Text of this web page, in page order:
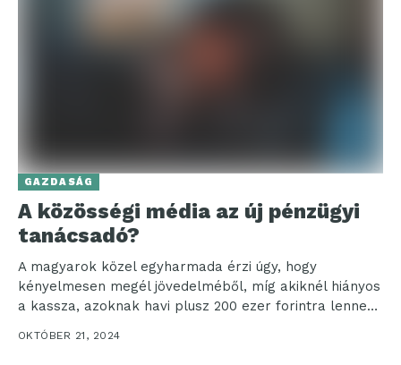
GAZDASÁG
A közösségi média az új pénzügyi
tanácsadó?
A magyarok közel egyharmada érzi úgy, hogy
kényelmesen megél jövedelméből, míg akiknél hiányos
a kassza, azoknak havi plusz 200 ezer forintra lenne
szüksége....
OKTÓBER 21, 2024